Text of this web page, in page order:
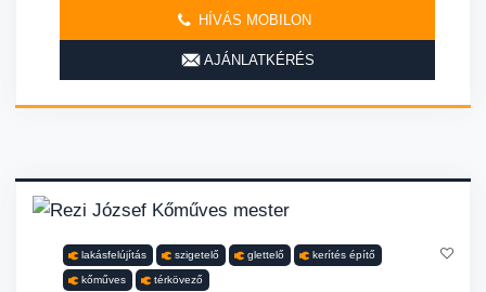
HÍVÁS MOBILON
AJÁNLATKÉRÉS
lakásfelújítás szigetelő glettelő kerítés építő
kőműves térkövező